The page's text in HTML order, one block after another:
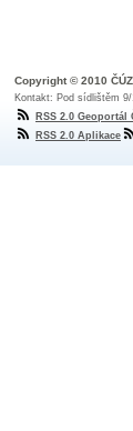
Copyright © 2010
Kontakt: Pod sídlištěm
RSS 2.0 Geoportál
RSS 2.0 Aplikace